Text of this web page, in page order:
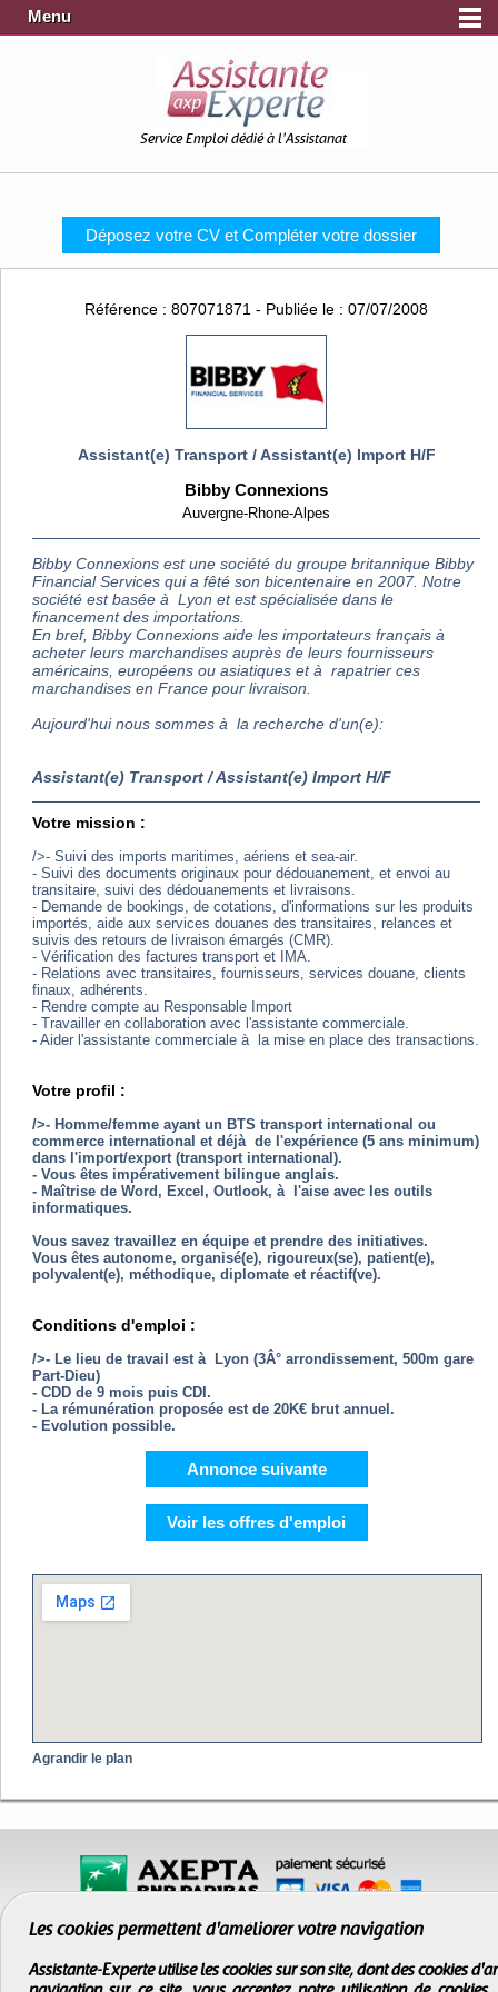
Menu
Service Emploi dédié à l'Assistanat
Déposez votre CV et Compléter votre dossier
Référence : 807071871 - Publiée le : 07/07/2008
Assistant(e) Transport / Assistant(e) Import H/F
Bibby Connexions
Auvergne-Rhone-Alpes
Bibby Connexions est une société du groupe britannique Bibby
Financial Services qui a fêté son bicentenaire en 2007. Notre
société est basée à Lyon et est spécialisée dans le
financement des importations.
En bref, Bibby Connexions aide les importateurs français à
acheter leurs marchandises auprès de leurs fournisseurs
américains, européens ou asiatiques et à rapatrier ces
marchandises en France pour livraison.
Aujourd'hui nous sommes à la recherche d'un(e):
Assistant(e) Transport / Assistant(e) Import H/F
Votre mission :
/>- Suivi des imports maritimes, aériens et sea-air.
- Suivi des documents originaux pour dédouanement, et envoi au
transitaire, suivi des dédouanements et livraisons.
- Demande de bookings, de cotations, d'informations sur les produits
importés, aide aux services douanes des transitaires, relances et
suivis des retours de livraison émargés (CMR).
- Vérification des factures transport et IMA.
- Relations avec transitaires, fournisseurs, services douane, clients
finaux, adhérents.
- Rendre compte au Responsable Import
- Travailler en collaboration avec l'assistante commerciale.
- Aider l'assistante commerciale à la mise en place des transactions.
Votre profil :
/>- Homme/femme ayant un BTS transport international ou
commerce international et déjà de l'expérience (5 ans minimum)
dans l'import/export (transport international).
- Vous êtes impérativement bilingue anglais.
- Maîtrise de Word, Excel, Outlook, à l'aise avec les outils
informatiques.
Vous savez travaillez en équipe et prendre des initiatives.
Vous êtes autonome, organisé(e), rigoureux(se), patient(e),
polyvalent(e), méthodique, diplomate et réactif(ve).
Conditions d'emploi :
/>- Le lieu de travail est à Lyon (3Â° arrondissement, 500m gare
Part-Dieu)
- CDD de 9 mois puis CDI.
- La rémunération proposée est de 20K€ brut annuel.
- Evolution possible.
Annonce suivante
Voir les offres d'emploi
Agrandir le plan
Les cookies permettent d'améliorer votre navigation
Assistante-Experte utilise les cookies sur son site, dont des cookies